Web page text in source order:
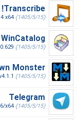
Transcribe!
x64 (1405/5/15)
WinCatalog
(1405/5/15)
Monster
(1405/5/15)
Telegram
x64 (1405/5/15)